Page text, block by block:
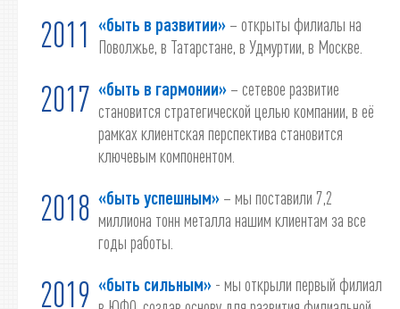
2011 «быть в развитии» – открыты филиалы на
Поволжье, в Татарстане, в Удмуртии, в Москве.
2017 «быть в гармонии» – сетевое развитие
становится стратегической целью компании, в её
рамках клиентская перспектива становится
ключевым компонентом.
2018 «быть успешным» – мы поставили 7,2
миллиона тонн металла нашим клиентам за все
годы работы.
2019 «быть сильным» - мы открыли первый филиал